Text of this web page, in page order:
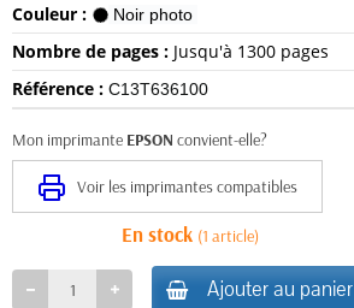
Couleur :
Noir photo
Nombre de pages : Jusqu'à 1300 pages
Référence : C13T636100
Mon imprimante EPSON convient-elle?
Voir les imprimantes compatibles
En stock (1 article)
Ajouter au panier